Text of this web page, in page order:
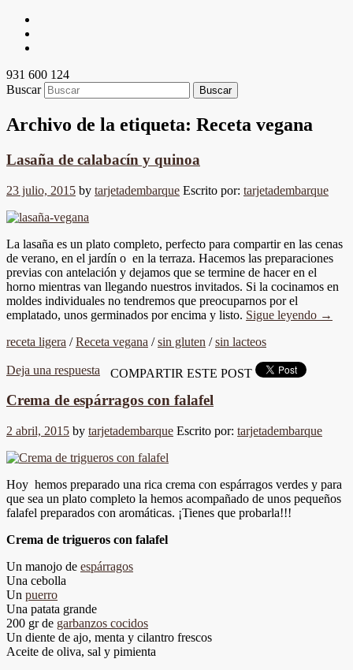
931 600 124
Buscar
Archivo de la etiqueta: Receta vegana
Lasaña de calabacín y quinoa
23 julio, 2015 by tarjetadembarque Escrito por: tarjetadembarque
La lasaña es un plato completo, perfecto para compartir en las cenas
de verano, en el jardín o en la terraza. Hacemos las preparaciones
previas con antelación y dejamos que se termine de hacer en el
horno mientras van llegando nuestros invitados. Si la cocinamos en
moldes individuales no tendremos que preocuparnos por el
emplatado, unos germinados por encima y listo. Sigue leyendo →
receta ligera /Receta vegana /sin gluten /sin lacteos
Deja una respuesta COMPARTIR ESTE POST
Crema de espárragos con falafel
2 abril, 2015 by tarjetadembarque Escrito por: tarjetadembarque
Hoy hemos preparado una rica crema con espárragos verdes y para
que sea un plato completo la hemos acompañado de unos pequeños
falafel preparados con aromáticas. ¡Tienes que probarla!!!
Crema de trigueros con falafel
Un manojo de espárragos
Una cebolla
Un puerro
Una patata grande
200 gr de garbanzos cocidos
Un diente de ajo, menta y cilantro frescos
Aceite de oliva, sal y pimienta